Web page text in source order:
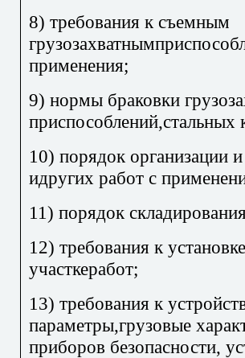
8) требования к съемным
применения;
9) нормы браковки
приспособлений,стальных
10) порядок организации
идругих работ с
11) порядок
12) требования к
участкеработ;
13) требования к
параметры,грузовые
приборов безопасности,